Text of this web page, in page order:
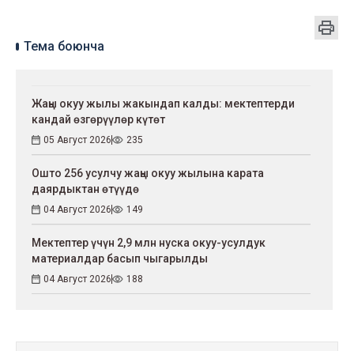
Тема боюнча
Жаңы окуу жылы жакындап калды: мектептерди
кандай өзгөрүүлөр күтөт
05 Август 2026 235
Ошто 256 усулчу жаңы окуу жылына карата
даярдыктан өтүүдө
04 Август 2026 149
Мектептер үчүн 2,9 млн нуска окуу-усулдук
материалдар басып чыгарылды
04 Август 2026 188